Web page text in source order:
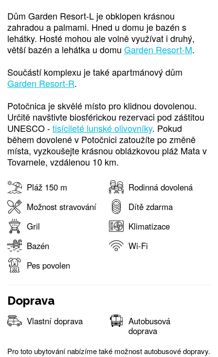
Dům Garden Resort-L je obklopen krásnou
zahradou a palmami. Hned u domu je bazén s
lehátky. Hosté mohou ale volně využívat i druhý,
větší bazén a lehátka u domu Garden Resort-M.
Součástí komplexu je také apartmánový dům
Garden Resort-R.
Potočnica je skvělé místo pro klidnou dovolenou.
Určitě navštivte biosférickou rezervaci pod záštitou
UNESCO -tisícileté lunské olivovníky. Pokud
během dovolené v Potočnici zatoužíte po změně
místa, vyzkoušejte krásnou oblázkovou pláž Mata v
Tovarnele, vzdálenou 10 km.
Pláž 150 m
Rodinná dovolená
Možnost stravování
Dítě zdarma
Gril
Klimatizace
Bazén
Wi-Fi
Pes povolen
Doprava
Vlastní doprava
Autobusová
doprava
Pro toto ubytování nabízíme také možnost autobusové dopravy.